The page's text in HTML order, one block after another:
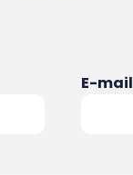
E-mail